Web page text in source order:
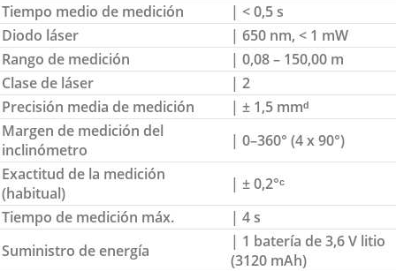
Tiempo medio de medición
| < 0,5 s
Diodo láser
| 650 nm, < 1 mW
Rango de medición
| 0,08 – 150,00 m
Clase de láser
| 2
Precisión media de medición
| ± 1,5 mmᵈ
Margen de medición del
inclinómetro
| 0–360° (4 x 90°)
Exactitud de la medición
(habitual)
| ± 0,2°ᶜ
Tiempo de medición máx.
| 4 s
Suministro de energía
| 1 batería de 3,6 V litio
(3120 mAh)